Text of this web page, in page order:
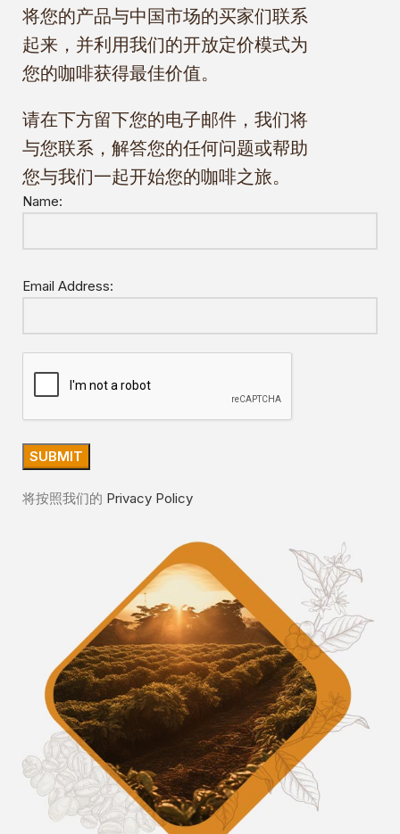
将您的产品与中国市场的买家们联系
起来，并利用我们的开放定价模式为
您的咖啡获得最佳价值。
请在下方留下您的电子邮件，我们将
与您联系，解答您的任何问题或帮助
您与我们一起开始您的咖啡之旅。
Name:
Email Address:
将按照我们的 Privacy Policy